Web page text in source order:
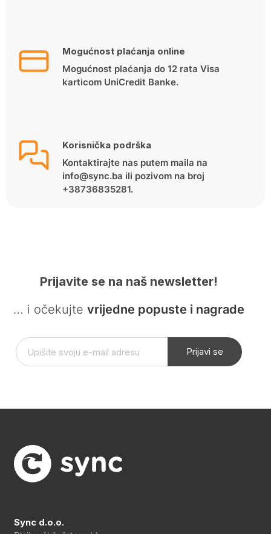
Mogućnost plaćanja online
Mogućnost plaćanja do 12 rata Visa
karticom UniCredit Banke.
Korisnička podrška
Kontaktirajte nas putem maila na
info@sync.ba ili pozivom na broj
+38736835281.
Prijavite se na naš newsletter!
… i očekujte vrijedne popuste i nagrade
Prijavi se
Sync d.o.o.